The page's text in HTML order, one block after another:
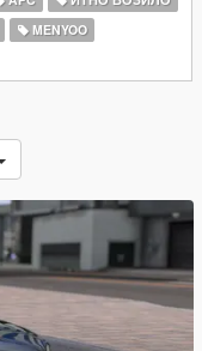
MENYOO